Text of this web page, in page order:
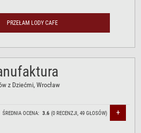
PRZEŁAM LODY CAFE
z Dziećmi, Wrocław
ŚREDNIA OCENA:3.6 (0 RECENZJI,49 GŁOSÓW) +